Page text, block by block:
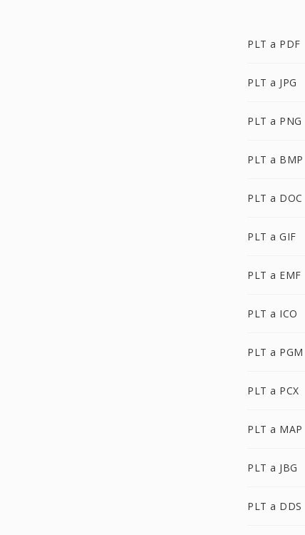
PLT a PDF
PLT a JPG
PLT a PNG
PLT a BMP
PLT a DOC
PLT a GIF
PLT a EMF
PLT a ICO
PLT a PGM
PLT a PCX
PLT a MAP
PLT a JBG
PLT a DDS